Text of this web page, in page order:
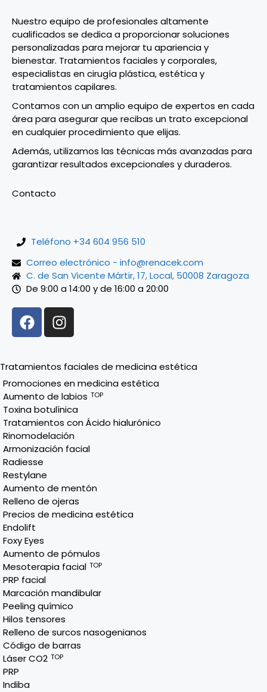
Nuestro equipo de profesionales altamente
cualificados se dedica a proporcionar soluciones
personalizadas para mejorar tu apariencia y
bienestar. Tratamientos faciales y corporales,
especialistas en cirugía plástica, estética y
tratamientos capilares.
Contamos con un amplio equipo de expertos en cada
área para asegurar que recibas un trato excepcional
en cualquier procedimiento que elijas.
Además, utilizamos las técnicas más avanzadas para
garantizar resultados excepcionales y duraderos.
Contacto
Teléfono +34 604 956 510
Correo electrónico - info@renacek.com
C. de San Vicente Mártir, 17, Local, 50008 Zaragoza
De 9:00 a 14:00 y de 16:00 a 20:00
Tratamientos faciales de medicina estética
Promociones en medicina estética
Aumento de labios TOP
Toxina botulínica
Tratamientos con Ácido hialurónico
Rinomodelación
Armonización facial
Radiesse
Restylane
Aumento de mentón
Relleno de ojeras
Precios de medicina estética
Endolift
Foxy Eyes
Aumento de pómulos
Mesoterapia facial TOP
PRP facial
Marcación mandibular
Peeling químico
Hilos tensores
Relleno de surcos nasogenianos
Código de barras
Láser CO2 TOP
PRP
Indiba